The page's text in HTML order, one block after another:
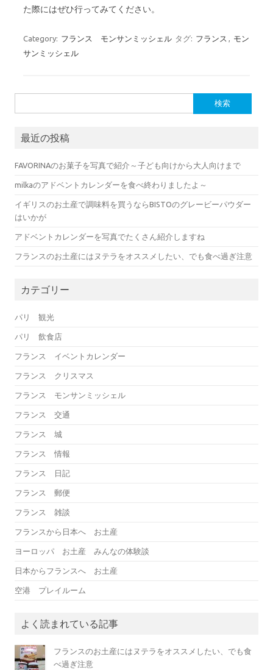
た際にはぜひ行ってみてください。
Category: フランス モンサンミッシェル タグ: フランス , モン
サンミッシェル
最近の投稿
FAVORINAのお菓子を写真で紹介～子ども向けから大人向けまで
milkaのアドベントカレンダーを食べ終わりましたよ～
イギリスのお土産で調味料を買うならBISTOのグレービーパウダー
はいかが
アドベントカレンダーを写真でたくさん紹介しますね
フランスのお土産にはヌテラをオススメしたい、でも食べ過ぎ注意
カテゴリー
パリ 観光
パリ 飲食店
フランス イベントカレンダー
フランス クリスマス
フランス モンサンミッシェル
フランス 交通
フランス 城
フランス 情報
フランス 日記
フランス 郵便
フランス 雑談
フランスから日本へ お土産
ヨーロッパ お土産 みんなの体験談
日本からフランスへ お土産
空港 プレイルーム
よく読まれている記事
フランスのお土産にはヌテラをオススメしたい、でも食
べ過ぎ注意